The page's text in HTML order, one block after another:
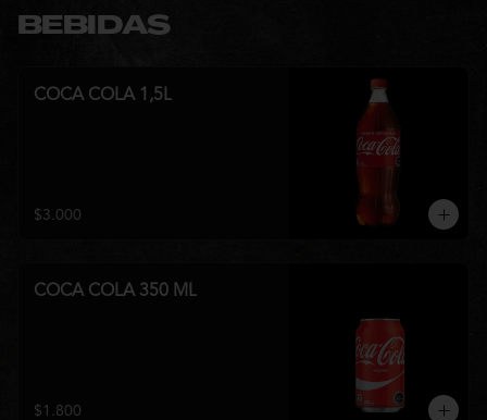
BEBIDAS
COCA COLA 1,5L
$3.000
COCA COLA 350 ML
$1.800